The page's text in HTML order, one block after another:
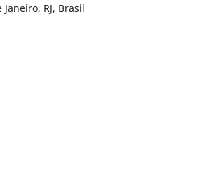
Janeiro, RJ, Brasil